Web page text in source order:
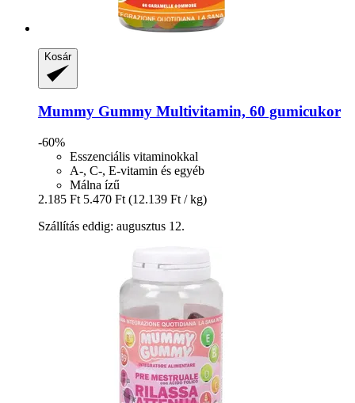
Kosár
Mummy Gummy Multivitamin, 60 gumicukor
-60%
Esszenciális vitaminokkal
A-, C-, E-vitamin és egyéb
Málna ízű
2.185 Ft 5.470 Ft (12.139 Ft / kg)
Szállítás eddig: augusztus 12.